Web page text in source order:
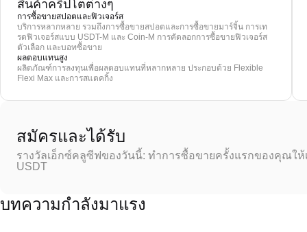
สินค้าคริปโตต่างๆ
การซื้อขายสปอตและฟิวเจอร์ส
บริการหลากหลาย รวมถึงการซื้อขายสปอตและการซื้อขายมาร์จิ้น การเท
รดฟิวเจอร์สแบบ USDT-M และ Coin-M การคัดลอกการซื้อขายฟิวเจอร์ส
ตัวเลือก และบอทซื้อขาย
ผลตอบแทนสูง
ผลิตภัณฑ์การลงทุนเพื่อผลตอบแทนที่หลากหลาย ประกอบด้วย Flexible
Flexi Max และการสแตคกิ้ง
สมัครและได้รับ
รางวัลเอ็กซ์คลูซีฟของวันนี้: ทำการซื้อขายครั้งแรกของคุณใ
USDT
บทความกำลังมาแรง